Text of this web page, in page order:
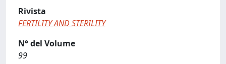
Rivista
FERTILITY AND STERILITY
N° del Volume
99